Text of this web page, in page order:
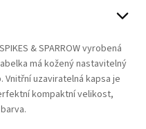
& SPARROW vyrobená
má kožený nastavitelný
Vnitřní uzaviratelná kapsa je
kompaktní velikost,